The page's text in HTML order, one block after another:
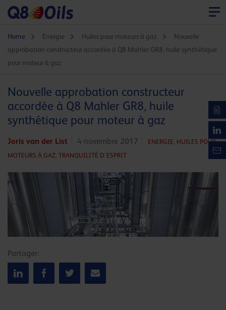
Home Energie Huiles pour moteurs à gaz
Nouvelle
approbation constructeur accordée à Q8 Mahler GR8, huile synthétique
pour moteur à gaz
Nouvelle approbation constructeur
accordée à Q8 Mahler GR8, huile
synthétique pour moteur à gaz
Joris van der List 4 novembre 2017 ENERGIE, HUILES POUR
MOTEURS À GAZ, TRANQUILITÉ D'ESPRIT
Partager: